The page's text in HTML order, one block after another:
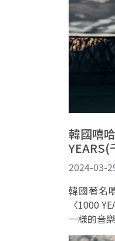
韓國嘻
YEARS(
2024-03-
韓國著名
〈1000
一樣的音